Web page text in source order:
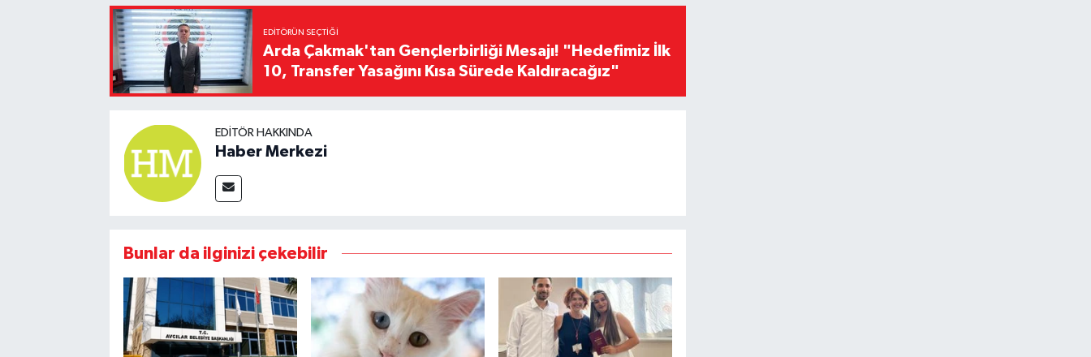
EDITÖRÜN SEÇTIĞI
Arda Çakmak'tan Gençlerbirliği Mesajı! "Hedefimiz İlk
10, Transfer Yasağını Kısa Sürede Kaldıracağız"
EDITÖR HAKKINDA
Haber Merkezi
Bunlar da ilginizi çekebilir